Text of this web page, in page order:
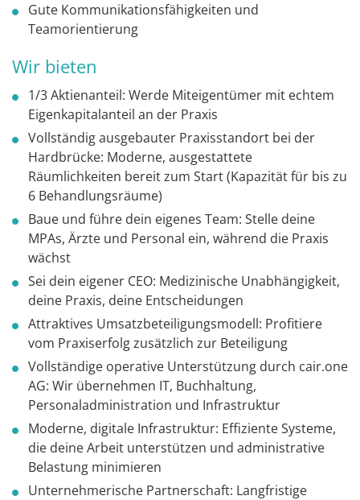
Gute Kommunikationsfähigkeiten und
Teamorientierung
Wir bieten
1/3 Aktienanteil: Werde Miteigentümer mit echtem
Eigenkapitalanteil an der Praxis
Vollständig ausgebauter Praxisstandort bei der
Hardbrücke: Moderne, ausgestattete
Räumlichkeiten bereit zum Start (Kapazität für bis zu
6 Behandlungsräume)
Baue und führe dein eigenes Team: Stelle deine
MPAs, Ärzte und Personal ein, während die Praxis
wächst
Sei dein eigener CEO: Medizinische Unabhängigkeit,
deine Praxis, deine Entscheidungen
Attraktives Umsatzbeteiligungsmodell: Profitiere
vom Praxiserfolg zusätzlich zur Beteiligung
Vollständige operative Unterstützung durch cair.one
AG: Wir übernehmen IT, Buchhaltung,
Personaladministration und Infrastruktur
Moderne, digitale Infrastruktur: Effiziente Systeme,
die deine Arbeit unterstützen und administrative
Belastung minimieren
Unternehmerische Partnerschaft: Langfristige